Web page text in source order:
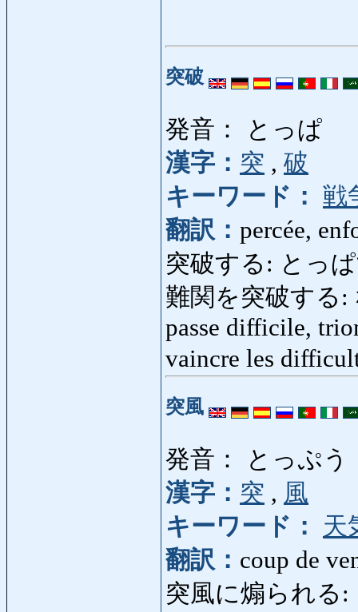
突破
発音： とっぱ
漢字： 突 , 破
キーワード： 戦
翻訳： percée,
突破する: とっぱ
難関を突破する:
passe difficile,
vaincre les
突風
発音： とっぷう
漢字： 突 , 風
キーワード：
天
翻訳： coup de
突風に煽られる: